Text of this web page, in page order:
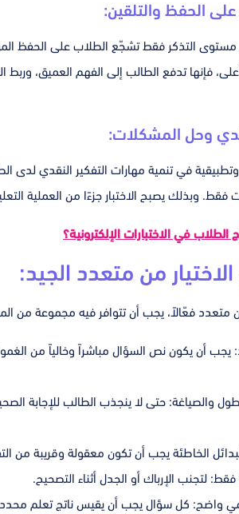
على الحفظ والتلقين:
مستوى التذكر فقط تشجّع الطلاب على الحفظ
فإنها تدفع الطالب إلى الفهم العميق،
وحل المشكلات:
وتطبيقية في تنمية مهارات التفكير النقدي لدى
فقط. وبذلك يصبح الاختبار جزءًا من العملية
الطلاب في الاختبارات الإلكترونية؟
من متعدد الجيد:
متعدد فعّالاً، يجب أن تتوافر فيه مجموعة من
أن يكون نص السؤال مباشراً وخالياً من
والصياغة: حتى لا ينجذب الطالب للإجابة
الخاطئة يجب أن تكون معقولة وقريبة من
لتجنب الإرباك أو الجدل أثناء التصحيح.
واضح: كل سؤال يجب أن يقيس ناتج تعلم